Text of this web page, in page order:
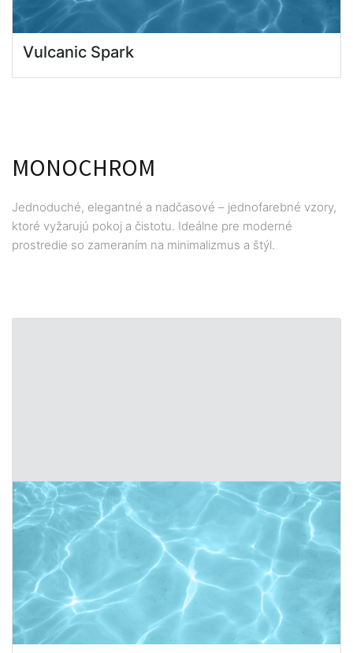
Vulcanic Spark
MONOCHROM
Jednoduché, elegantné a nadčasové – jednofarebné vzory,
ktoré vyžarujú pokoj a čistotu. Ideálne pre moderné
prostredie so zameraním na minimalizmus a štýl.